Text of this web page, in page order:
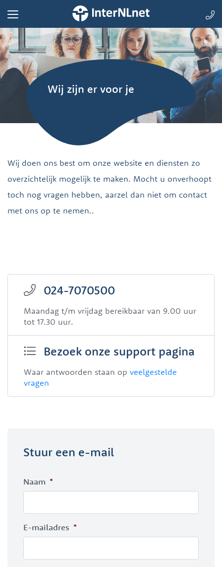
Wij zijn er voor je
Wij doen ons best om onze website en diensten zo
overzichtelijk mogelijk te maken. Mocht u onverhoopt
toch nog vragen hebben, aarzel dan niet om contact
met ons op te nemen..
024-7070500
Maandag t/m vrijdag bereikbaar van 9.00 uur
tot 17.30 uur.
Bezoek onze support pagina
Waar antwoorden staan op veelgestelde
vragen
Stuur een e-mail
Naam *
E-mailadres *